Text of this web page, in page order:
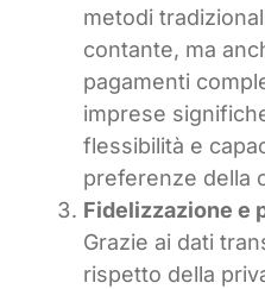
metodi
contante, ma
pagamenti
imprese
flessibilità e
preferenze della
Fidelizzazione e
Grazie ai dati
rispetto della